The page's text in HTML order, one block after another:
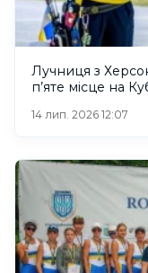
Лучниця з
п’яте місце на
14 лип. 2026 12:07